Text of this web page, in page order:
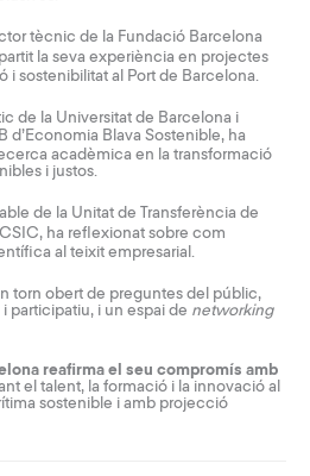
tècnic de la Fundació Barcelona
la seva experiència en projectes
i sostenibilitat al Port de Barcelona.
de la Universitat de Barcelona i
d’Economia Blava Sostenible, ha
acadèmica en la transformació
i justos.
de la Unitat de Transferència de
, ha reflexionat sobre com
al teixit empresarial.
torn obert de preguntes del públic,
participatiu, i un espai de networking
reafirma el seu compromís amb
el talent, la formació i la innovació al
sostenible i amb projecció